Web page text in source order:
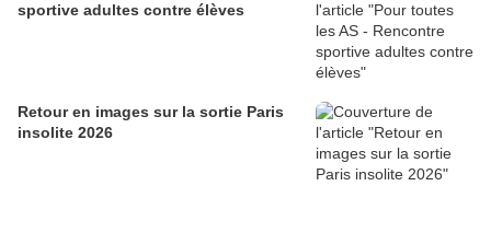
sportive adultes contre élèves
Retour en images sur la sortie Paris
insolite 2026